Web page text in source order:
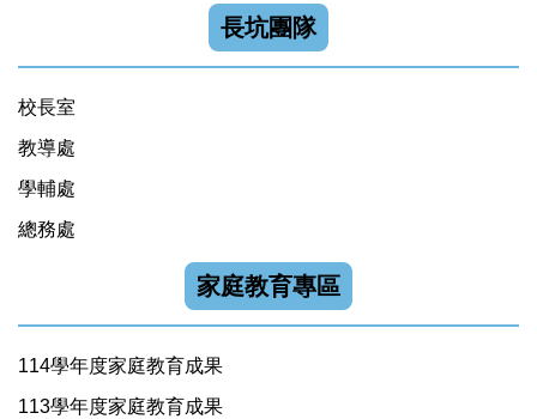
長坑團隊
校長室
教導處
學輔處
總務處
家庭教育專區
114學年度家庭教育成果
113學年度家庭教育成果